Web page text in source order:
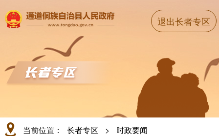
退出长者专区
当前位置： 长者专区 > 时政要闻